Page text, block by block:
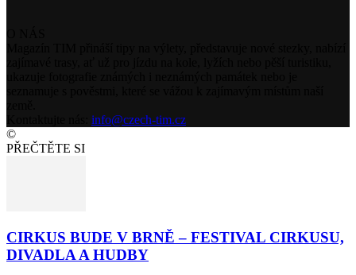
info@czech-tim.cz
©
PŘEČTĚTE SI
CIRKUS BUDE V BRNĚ – FESTIVAL CIRKUSU,
DIVADLA A HUDBY